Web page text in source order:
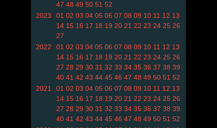
47 48 49 50 51 52
2023
01 02 03 04 05 06 07 08 09 10 11 12 13
14 15 16 17 18 19 20 21 22 23 24 25 26
27
2022
01 02 03 04 05 06 07 08 09 10 11 12 13
14 15 16 17 18 19 20 21 22 23 24 25 26
27 28 29 30 31 32 33 34 35 36 37 38 39
40 41 42 43 44 45 46 47 48 49 50 51 52
2021
01 02 03 04 05 06 07 08 09 10 11 12 13
14 15 16 17 18 19 20 21 22 23 24 25 26
27 28 29 30 31 32 33 34 35 36 37 38 39
40 41 42 43 44 45 46 47 48 49 50 51 52